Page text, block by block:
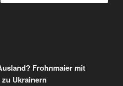
Frohnmaier mit
Ukrainern